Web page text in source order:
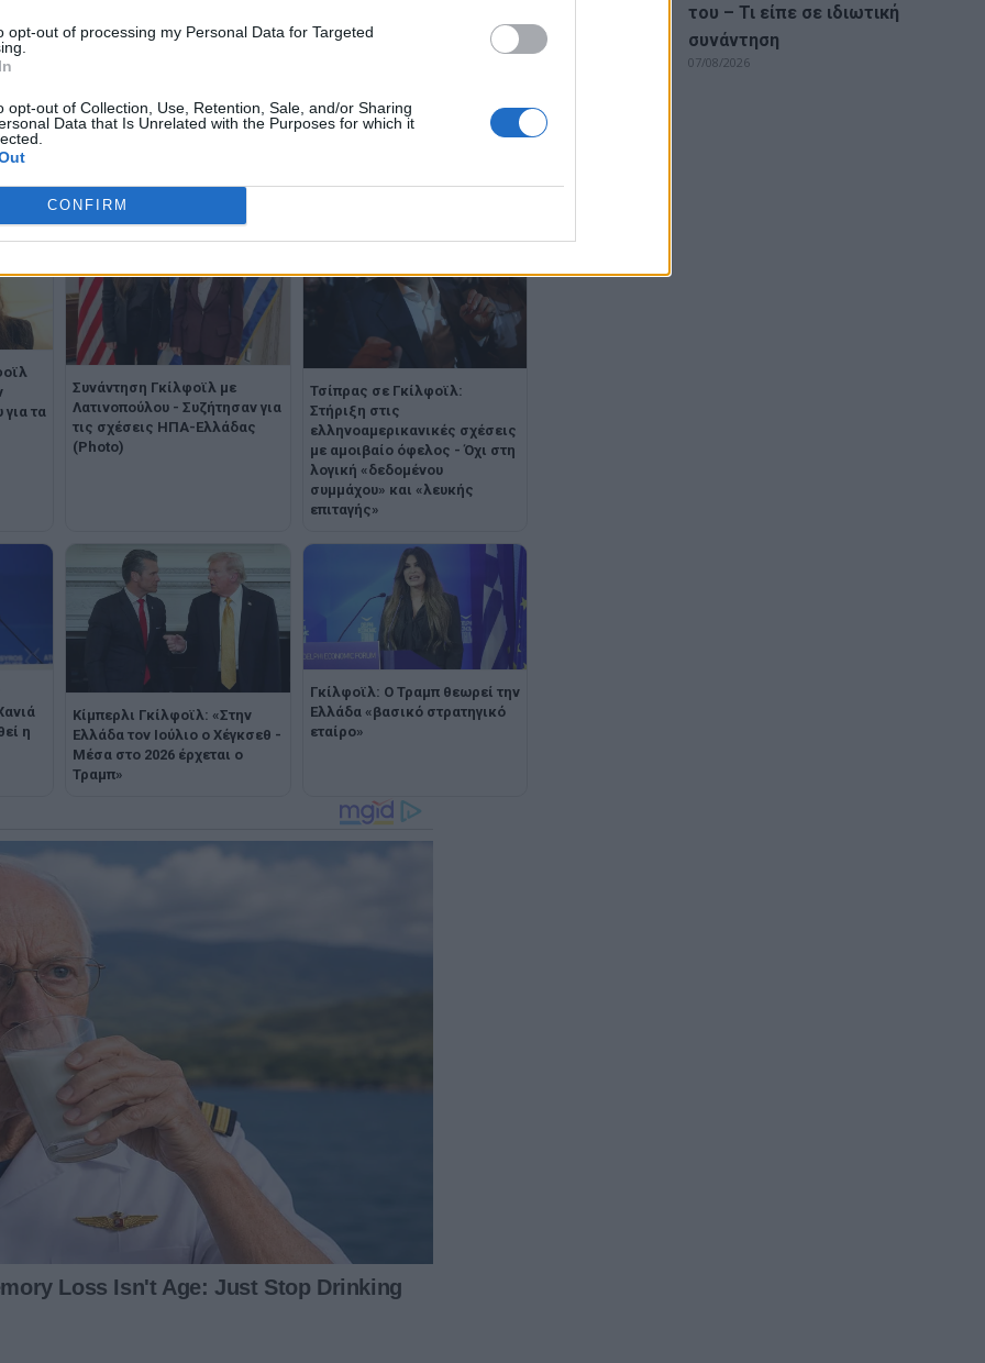
opt-out of processing my Personal Data for Targeted
opt-out of Collection, Use, Retention, Sale, and/or Sharing
Data that Is Unrelated with the Purposes for which it
CONFIRM
τα
Συνάντηση Γκίλφοϊλ με
Λατινοπούλου - Συζήτησαν για
τις σχέσεις ΗΠΑ-Ελλάδας
(Photo)
Τσίπρας σε Γκίλφοϊλ:
Στήριξη στις
ελληνοαμερικανικές σχέσεις
με αμοιβαίο όφελος - Όχι στη
λογική «δεδομένου
συμμάχου» και «λευκής
επιταγής»
η
Κίμπερλι Γκίλφοϊλ: «Στην
Ελλάδα τον Ιούλιο ο Χέγκσεθ -
Μέσα στο 2026 έρχεται ο
Τραμπ»
Γκίλφοϊλ: Ο Τραμπ θεωρεί την
Ελλάδα «βασικό στρατηγικό
εταίρο»
του – Τι είπε σε ιδιωτική
συνάντηση
07/08/2026